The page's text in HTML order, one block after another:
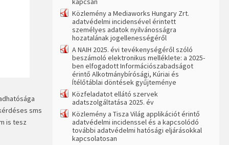
sms
is tesz
Közlemény a Mediaworks Hungary Zrt.
adatvédelmi incidensével érintett
személyes adatok nyilvánosságra
hozatalának jogellenességéről
A NAIH 2025. évi tevékenységéről szóló
beszámoló elektronikus melléklete: a 2025-
ben elfogadott Információszabadságot
érintő Alkotmánybírósági, Kúriai és
Ítélőtáblai döntések gyűjteménye
Közfeladatot ellátó szervek
adatszolgáltatása 2025. év
Közlemény a Tisza Világ applikációt érintő
adatvédelmi incidenssel és a kapcsolódó
további adatvédelmi hatósági eljárásokkal
kapcsolatosan